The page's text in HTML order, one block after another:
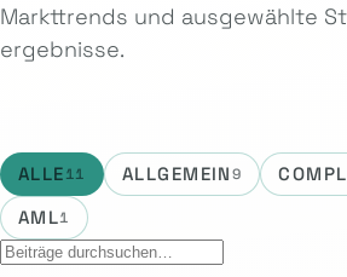
Markttrends und ausgewählte
ergebnisse.
ALLE11 ALLGEMEIN9
AML1